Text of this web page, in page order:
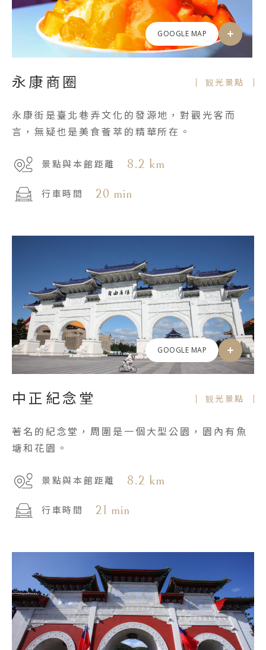
GOOGLE MAP
永康商圈 観光景點
永康街是臺北巷弄文化的發源地，對觀光客而
言，無疑也是美食薈萃的精華所在。
景點與本館距離 8.2 km
行車時間 20 min
GOOGLE MAP
中正紀念堂 観光景點
著名的紀念堂，周圍是一個大型公園，園內有魚
塘和花園。
景點與本館距離 8.2 km
行車時間 21 min